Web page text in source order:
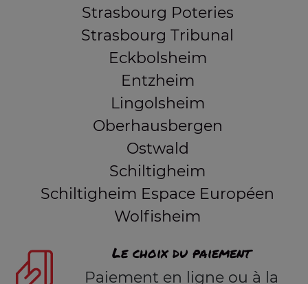
Strasbourg Poteries
Strasbourg Tribunal
Eckbolsheim
Entzheim
Lingolsheim
Oberhausbergen
Ostwald
Schiltigheim
Schiltigheim Espace Européen
Wolfisheim
Le choix du paiement
Paiement en ligne ou à la